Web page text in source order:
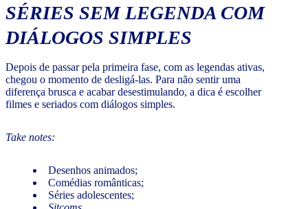
SÉRIES SEM LEGENDA COM
DIÁLOGOS SIMPLES
Depois de passar pela primeira fase, com as legendas ativas,
chegou o momento de desligá-las. Para não sentir uma
diferença brusca e acabar desestimulando, a dica é escolher
filmes e seriados com diálogos simples.
Take notes:
Desenhos animados;
Comédias românticas;
Séries adolescentes;